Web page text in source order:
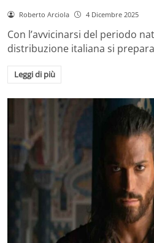
Roberto Arciola 4 Dicembre 2025
Con l’avvicinarsi del periodo
distribuzione italiana si
Leggi di più